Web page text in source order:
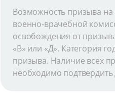
Возможность призыва
военно-врачебной
освобождения от
«В» или «Д». Категория
призыва. Наличие всех
необходимо подтвердить